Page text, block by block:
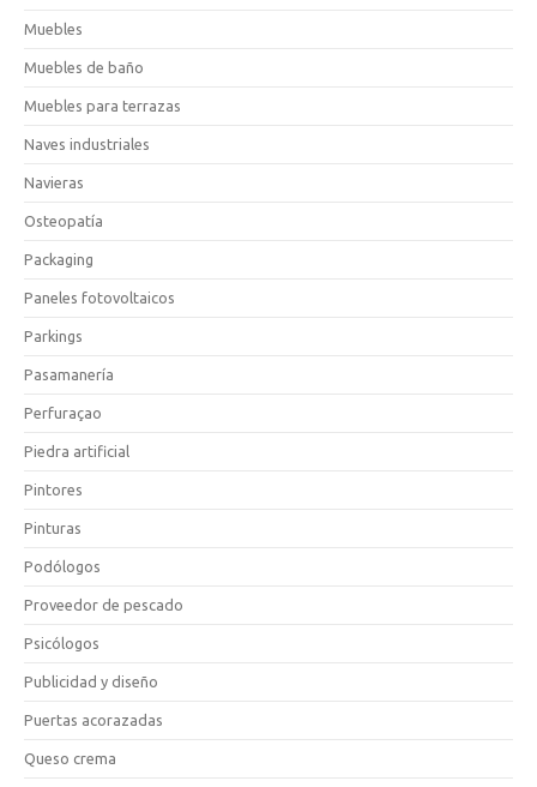
Muebles
Muebles de baño
Muebles para terrazas
Naves industriales
Navieras
Osteopatía
Packaging
Paneles fotovoltaicos
Parkings
Pasamanería
Perfuraçao
Piedra artificial
Pintores
Pinturas
Podólogos
Proveedor de pescado
Psicólogos
Publicidad y diseño
Puertas acorazadas
Queso crema